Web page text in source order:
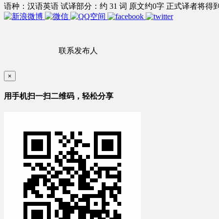
语种：汉语英语 试译部分：约 31 词 原文约0字 正式译者将得
联系发布人
×
用手机扫一扫二维码，轻松分享